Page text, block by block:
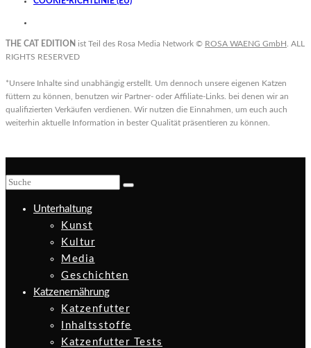
THE CAT EDITION ist Teil des Rosa Media Network © ROSA WAENG GmbH . ALL
RIGHTS RESERVED
*Unsere Inhalte sind unabhängig erstellt. Um dennoch unsere eigenen Katzen
füttern zu können, benutzen wir Partner- oder Affiliate-Links. bei denen wir an
qualifizierten Verkäufen verdienen. Wir nutzen die Einnahmen, um euch auch
weiterhin aktuelle Information in bester Qualität präsentieren zu können.
Unterhaltung
Kunst
Kultur
Media
Geschichten
Katzenernährung
Katzenfutter
Inhaltsstoffe
Katzenfutter Tests